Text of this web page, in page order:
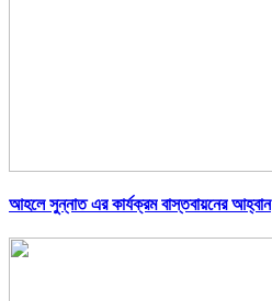
আহলে সুন্নাত এর কার্যক্রম বাস্তবায়নের আহ্বান